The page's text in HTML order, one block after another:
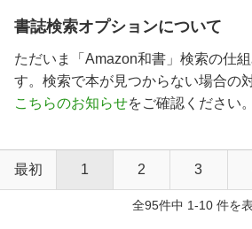
書誌検索オプションについて
ただいま「Amazon和書」検索の仕
す。検索で本が見つからない場合の
こちらのお知らせをご確認ください。
最初 1 2 3
全95件中 1-10 件を